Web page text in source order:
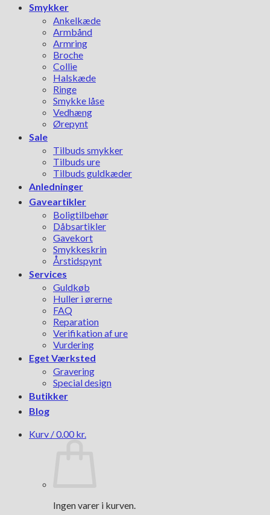
Smykker
Ankelkæde
Armbånd
Armring
Broche
Collie
Halskæde
Ringe
Smykke låse
Vedhæng
Ørepynt
Sale
Tilbuds smykker
Tilbuds ure
Tilbuds guldkæder
Anledninger
Gaveartikler
Boligtilbehør
Dåbsartikler
Gavekort
Smykkeskrin
Årstidspynt
Services
Guldkøb
Huller i ørerne
FAQ
Reparation
Verifikation af ure
Vurdering
Eget Værksted
Gravering
Special design
Butikker
Blog
Kurv /0.00 kr.
Ingen varer i kurven.